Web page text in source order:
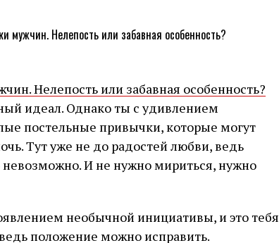
идеал. Однако ты с удивлением
постельные привычки, которые могут
Тут уже не до радостей любви, ведь
И не нужно мириться, нужно
необычной инициативы, и это тебя
положение можно исправить.